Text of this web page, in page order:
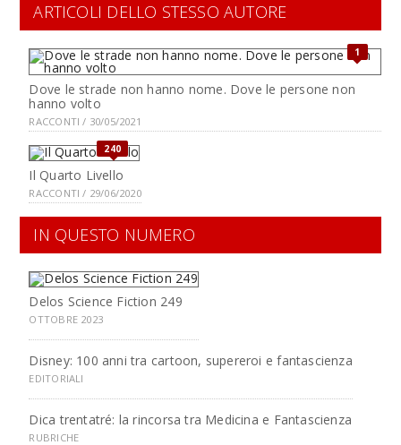
ARTICOLI DELLO STESSO AUTORE
1
Dove le strade non hanno nome. Dove le persone non
hanno volto
RACCONTI / 30/05/2021
240
Il Quarto Livello
RACCONTI / 29/06/2020
IN QUESTO NUMERO
Delos Science Fiction 249
OTTOBRE 2023
Disney: 100 anni tra cartoon, supereroi e fantascienza
EDITORIALI
Dica trentatré: la rincorsa tra Medicina e Fantascienza
RUBRICHE